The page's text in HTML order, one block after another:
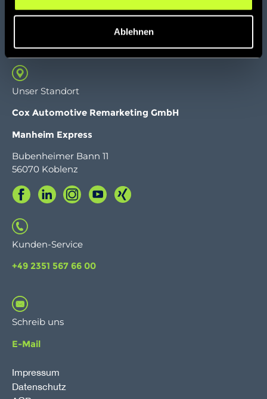
Ablehnen
und Autohändler mit
innovativer B2B Auktionsplattform
Unser Standort
Cox Automotive Remarketing GmbH
Manheim Express
Bubenheimer Bann 11
56070 Koblenz
Kunden-Service
+49 2351 567 66 00
Schreib uns
E-Mail
Impressum
Datenschutz